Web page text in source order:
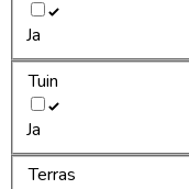
Ja
Tuin
Ja
Terras